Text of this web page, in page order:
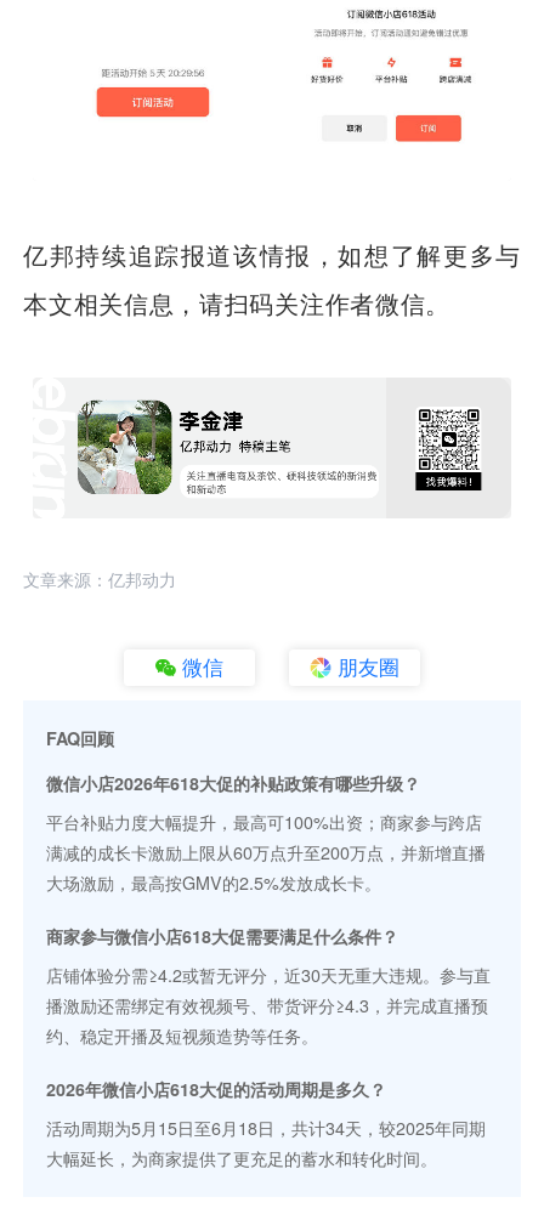
亿邦持续追踪报道该情报，如想了解更多与
本文相关信息，请扫码关注作者微信。
文章来源：亿邦动力
微信 朋友圈
FAQ回顾
微信小店2026年618大促的补贴政策有哪些升级？
平台补贴力度大幅提升，最高可100%出资；商家参与跨店
满减的成长卡激励上限从60万点升至200万点，并新增直播
大场激励，最高按GMV的2.5%发放成长卡。
商家参与微信小店618大促需要满足什么条件？
店铺体验分需≥4.2或暂无评分，近30天无重大违规。参与直
播激励还需绑定有效视频号、带货评分≥4.3，并完成直播预
约、稳定开播及短视频造势等任务。
2026年微信小店618大促的活动周期是多久？
活动周期为5月15日至6月18日，共计34天，较2025年同期
大幅延长，为商家提供了更充足的蓄水和转化时间。